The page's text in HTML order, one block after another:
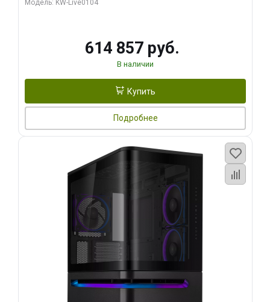
Модель: KW-Live0104
614 857 руб.
В наличии
Купить
Подробнее